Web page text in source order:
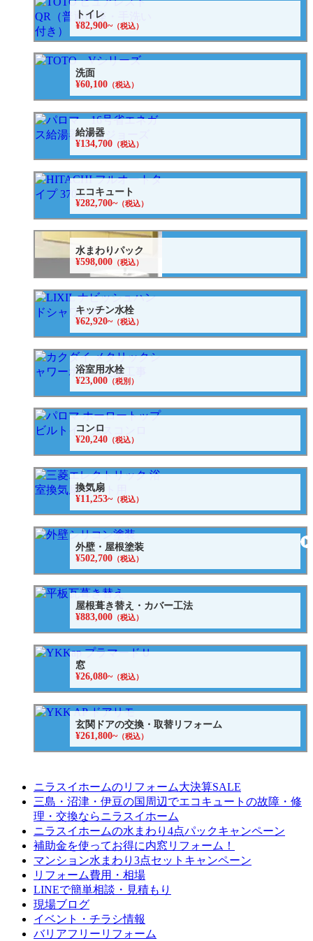
トイレ
¥82,900~（税込）
洗面
¥60,100 （税込）
給湯器
¥134,700 （税込）
エコキュート
¥282,700~（税込）
水まわりパック
¥598,000 （税込）
キッチン水栓
¥62,920~（税込）
浴室用水栓
¥23,000 （税別）
コンロ
¥20,240 （税込）
換気扇
¥11,253~（税込）
外壁・屋根塗装
¥502,700 （税込）
屋根葺き替え・カバー工法
¥883,000 （税込）
窓
¥26,080~（税込）
玄関ドアの交換・取替リフォーム
¥261,800~（税込）
ニラスイホームのリフォーム大決算SALE
三島・沼津・伊豆の国周辺でエコキュートの故障・修
理・交換ならニラスイホーム
ニラスイホームの水まわり4点パックキャンペーン
補助金を使ってお得に内窓リフォーム！
マンション水まわり3点セットキャンペーン
リフォーム費用・相場
LINEで簡単相談・見積もり
現場ブログ
イベント・チラシ情報
バリアフリーリフォーム